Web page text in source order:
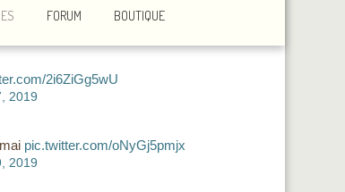
FORUM BOUTIQUE
2i6ZiGg5wU
2019
pic.twitter.com/oNyGj5pmjx
2019